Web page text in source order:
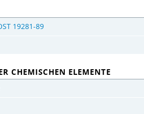
19281-89
CHEMISCHEN ELEMENTE